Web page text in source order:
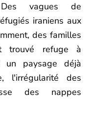
Des vagues de
iraniens aux
des familles
trouvé refuge à
un paysage déjà
l'irrégularité des
des nappes